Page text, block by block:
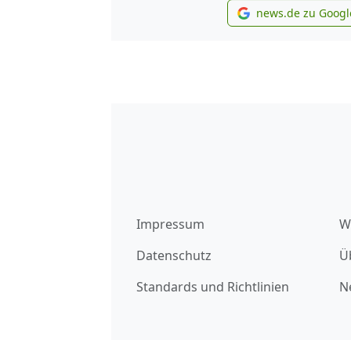
news.de zu
Impressum
Datenschutz
Standards und Richtlinien